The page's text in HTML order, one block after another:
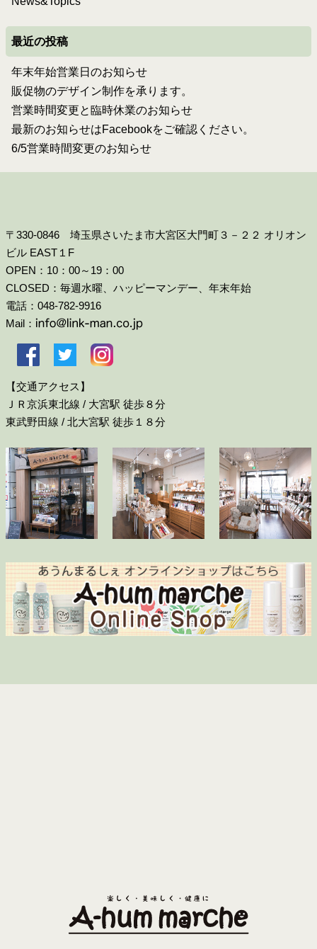
最近の投稿
年末年始営業日のお知らせ
販促物のデザイン制作を承ります。
営業時間変更と臨時休業のお知らせ
最新のお知らせはFacebookをご確認ください。
6/5営業時間変更のお知らせ
〒330-0846 埼玉県さいたま市大宮区大門町３－２２ オリオン
ビル EAST１F
OPEN：10：00～19：00
CLOSED：毎週水曜、ハッピーマンデー、年末年始
電話：048-782-9916
Mail：
【交通アクセス】
ＪＲ京浜東北線 / 大宮駅 徒歩８分
東武野田線 / 北大宮駅 徒歩１８分